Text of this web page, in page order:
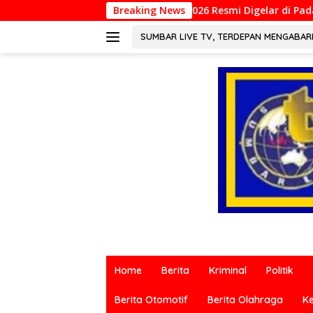
ke
Breaking News
2026 Resmi Digelar di Padang, Perkuat Kolaborasi
SUMBAR LIVE TV, TERDEPAN
terkini
berbagai
Home Berita Kriminal Politik
Berita Otomotif Berita Olahraga